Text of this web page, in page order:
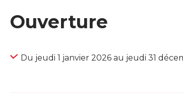
Ouverture
Du jeudi 1 janvier 2026 au jeudi 31